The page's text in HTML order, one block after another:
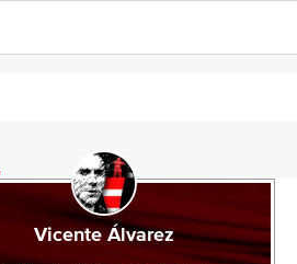
Vicente Álvarez